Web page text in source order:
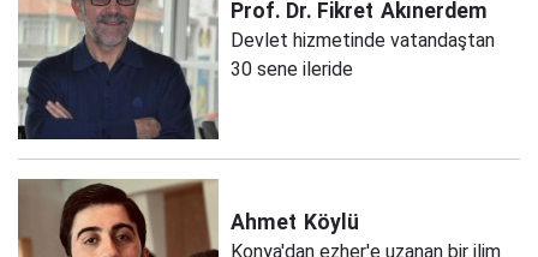
Prof. Dr. Fikret Akınerdem
Devlet hizmetinde vatandaştan
30 sene ileride
Ahmet Köylü
Konya'dan ezher'e uzanan bir ilim